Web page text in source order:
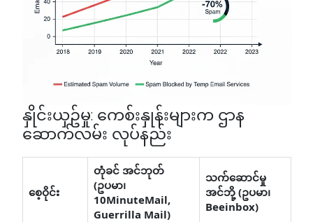
နှိုင်းယှဥ်မှု: ကေစ်းနှုန်းများက ဌာန
ဆောက်လမ်း လုပ်နည်း
စေ့ဝိုင်း
တုံခင် အင်ဘုတ်
(ဥပမာ၊
10MinuteMail,
Guerrilla Mail)
သက်ဆောင်မှု
အင်ဘို့ (ဥပမာ၊
Beeinbox)